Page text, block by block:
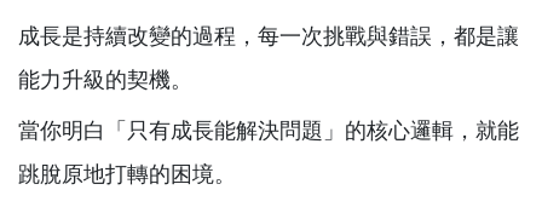
成長是持續改變的過程，每一次挑戰與錯誤，都是讓
能力升級的契機。
當你明白「只有成長能解決問題」的核心邏輯，就能
跳脫原地打轉的困境。